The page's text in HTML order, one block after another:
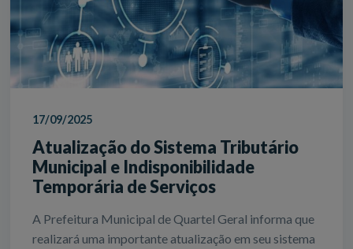
17/09/2025
Atualização do Sistema Tributário
Municipal e Indisponibilidade
Temporária de Serviços
A Prefeitura Municipal de Quartel Geral informa que
realizará uma importante atualização em seu sistema